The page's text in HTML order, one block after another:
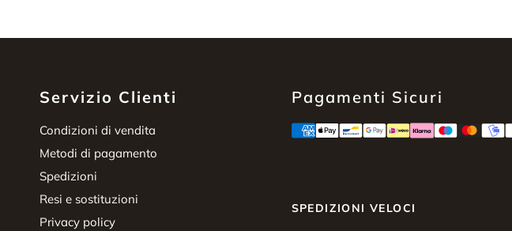
Servizio Clienti
Condizioni di vendita
Metodi di pagamento
Spedizioni
Resi e sostituzioni
Privacy policy
Pagamenti Sicuri
SPEDIZIONI VELOCI